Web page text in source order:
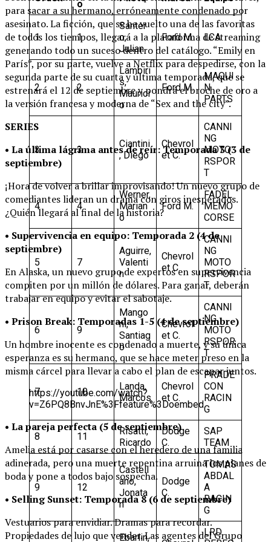
para sacar a su hermano, erróneamente condenado por
asesinato. La ficción, que se ha vuelto una de las favoritas
de todos los tiempos, llegará a la plataforma de streaming
generando todo un suceso dentro del catálogo. “Emily en
París”, por su parte, vuelve a Netflix para despedirse, con la
segunda parte de su cuarta y última temporada, que se
estrenará el 12 de septiembre y pondrá el broche de oro a
la versión francesa y moderna de “Sex and the city”.
SERIES
• La última lágrima antes de reír: Temporada 3 (3 de
septiembre)
¡Hora de volver a brillar improvisando! Un nuevo grupo de
comediantes lideran un drama con giros inesperados.
¿Quién llegará al final de la historia?
• Supervivencia en equipo: Temporada 2 (4 de
septiembre)
En Alaska, un nuevo grupo de expertos en supervivencia
compiten por un millón de dólares. Para ganar, deberán
trabajar en equipo y evitar el sabotaje.
• Prison Break: Temporadas 1-5 (4 de septiembre)
Un hombre inocente es condenado a muerte, y su única
esperanza es su hermano, que se hace meter preso en la
misma cárcel para llevar a cabo el plan de escapar juntos.
https://youtube.com/watch?
v=Z6PQ8BnvJnE%3Ffeature%3Doembed
• La pareja perfecta (5 de septiembre)
Amelia está por casarse con el heredero de una familia
adinerada, pero una muerte repentina arruina los planes de
boda y pone a todos bajo sospecha.
• Selling Sunset: Temporada 8 (6 de septiembre)
Vestuarios para envidiar. Dramas para recordar.
Propiedades de lujo que vender. Las agentes del Grupo
o
1 1
Santer
o,
Julian
Ford M. LCA
2 2
Lambiri
s,
Maurici
o
Ford M.
MAQUI
N
PARTS
3 3
Ciantini
, Diego
Chevrol
et C.
CANNI
NG
MOTO
RSPOR
T
4 4
Werner,
Marian
o
Ford M.
FADEL
MEMO
CORSE
5 7
Aguirre,
Valenti
n
Chevrol
et C.
CANNI
NG
MOTO
RSPOR
T
6 9
Mango
ni,
Santiag
o
Chevrol
et C.
CANNI
NG
MOTO
RSPOR
T
7 10
Landa,
Marcos
Chevrol
et C.
PRADE
CON
RACIN
G
8 11
Risatti,
Ricardo
Dodge
C.
SAP
TEAM
9 12
Castell
ano,
Jonata
n
Dodge
C.
TOMAS
ABDAL
A
RACIN
G
Ebarlin,
LRD